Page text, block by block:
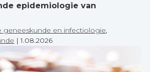
epidemiologie van
geneeskunde en infectiologie,
|1.08.2026